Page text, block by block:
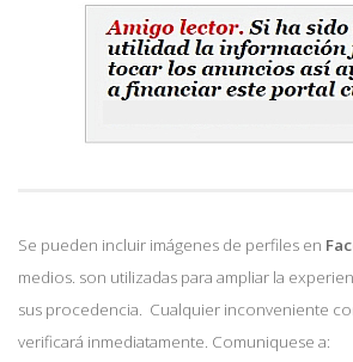
Se pueden incluir imágenes de perfiles en
medios. son utilizadas para ampliar la
sus procedencia. Cualquier inconveniente
verificará inmediatamente. Comuniquese a: